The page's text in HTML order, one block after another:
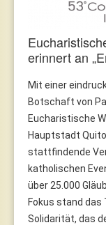
erinnert an
Mit einer
Botschaft von
Eucharistische
Hauptstadt
stattfindende
katholischen
über 25.000
Fokus stand das
Solidarität, das